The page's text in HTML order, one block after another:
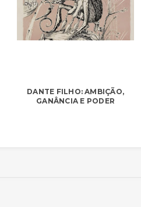
DANTE FILHO: AMBIÇÃO,
GANÂNCIA E PODER